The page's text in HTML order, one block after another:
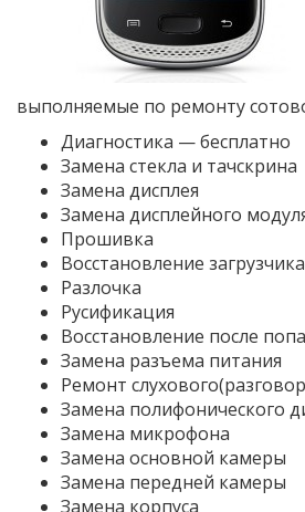
выполняемые по ремонту
Диагностика — бесплатно
Замена стекла и тачскрина
Замена дисплея
Замена дисплейного
Прошивка
Восстановление загрузчика
Разлочка
Русификация
Восстановление после
Замена разъема питания
Ремонт
Замена полифонического
Замена микрофона
Замена основной камеры
Замена передней камеры
Замена корпуса